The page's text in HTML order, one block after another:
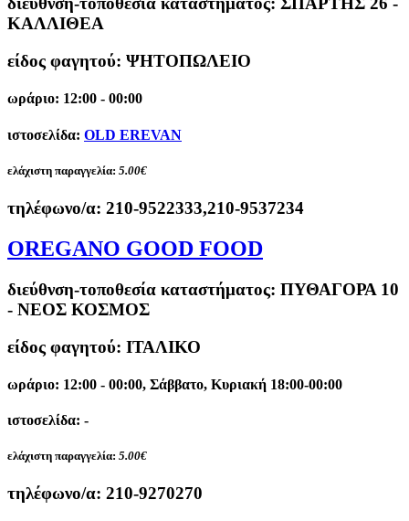
ΚΑΛΛΙΘΕΑ
είδος φαγητού: ΨΗΤΟΠΩΛΕΙΟ
ωράριο: 12:00 - 00:00
ιστοσελίδα: OLD EREVAN
ελάχιστη παραγγελία: 5.00€
τηλέφωνο/α: 210-9522333,210-9537234
OREGANO GOOD FOOD
διεύθνση-τοποθεσία καταστήματος: ΠΥΘΑΓΟΡΑ 10
- ΝΕΟΣ ΚΟΣΜΟΣ
είδος φαγητού: ΙΤΑΛΙΚΟ
ωράριο: 12:00 - 00:00, Σάββατο, Κυριακή 18:00-00:00
ιστοσελίδα: -
ελάχιστη παραγγελία: 5.00€
τηλέφωνο/α: 210-9270270